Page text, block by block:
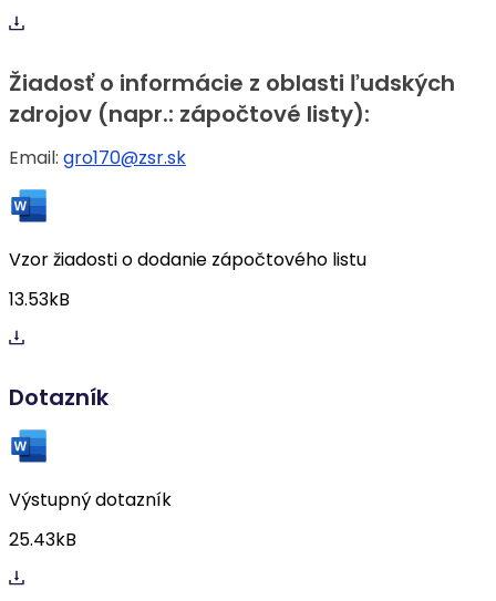
Žiadosť o informácie z oblasti ľudských
zdrojov (napr.: zápočtové listy):
Email: gro170@zsr.sk
Vzor žiadosti o dodanie zápočtového listu
13.53kB
Dotazník
Výstupný dotazník
25.43kB